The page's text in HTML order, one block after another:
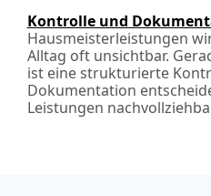
Kontrolle und
Hausmeisterleistungen
Alltag oft unsichtbar.
ist eine strukturierte
Dokumentation
Leistungen